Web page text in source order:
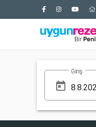
Giriş